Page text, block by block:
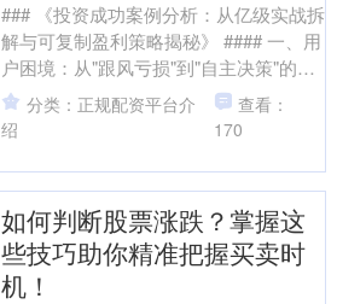
### 《投资成功案例分析：从亿级实战拆
解与可复制盈利策略揭秘》 #### 一、用
户困境：从"跟风亏损"到"自主决策"的迷
茫 2022年，某新能源行业从业者张先....
分类：正规配资平台介
绍
查看：
170
如何判断股票涨跌？掌握这
些技巧助你精准把握买卖时
机！